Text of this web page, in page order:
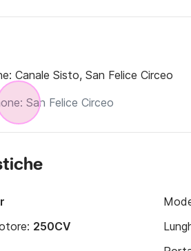
Canale Sisto, San Felice Circeo
250CV